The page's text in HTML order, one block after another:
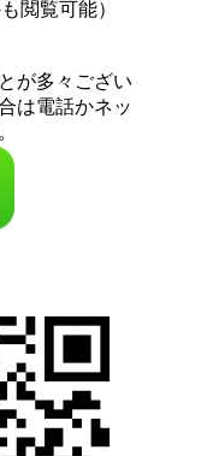
閲覧可能）
が多々ござい
は電話かネッ